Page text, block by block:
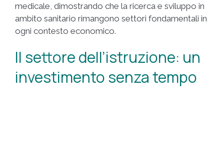
medicale, dimostrando che la ricerca e sviluppo in
ambito sanitario rimangono settori fondamentali in
ogni contesto economico.
Il settore dell’istruzione: un
investimento senza tempo